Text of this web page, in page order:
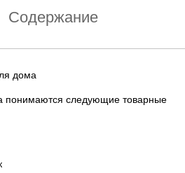
Содержание
дома
понимаются следующие товарные